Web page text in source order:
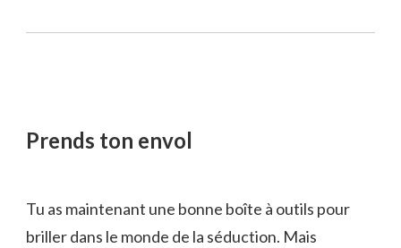
Prends ton envol
Tu as maintenant une bonne boîte à outils pour
briller dans le monde de la séduction. Mais